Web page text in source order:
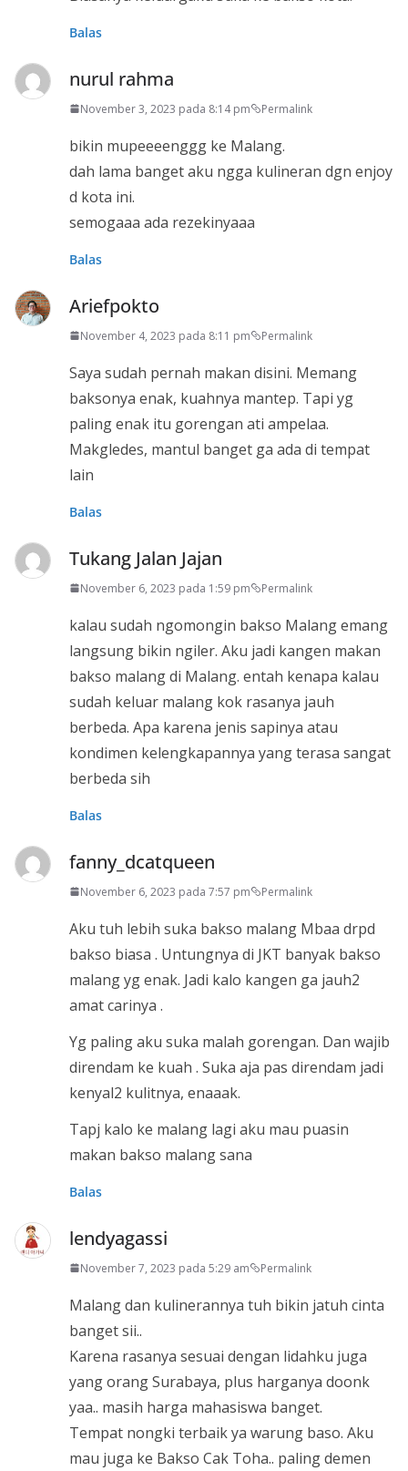
Balas
nurul rahma
November 3, 2023 pada 8:14 pm Permalink
bikin mupeeeenggg ke Malang.
dah lama banget aku ngga kulineran dgn enjoy
d kota ini.
semogaaa ada rezekinyaaa
Balas
Ariefpokto
November 4, 2023 pada 8:11 pm Permalink
Saya sudah pernah makan disini. Memang
baksonya enak, kuahnya mantep. Tapi yg
paling enak itu gorengan ati ampelaa.
Makgledes, mantul banget ga ada di tempat
lain
Balas
Tukang Jalan Jajan
November 6, 2023 pada 1:59 pm Permalink
kalau sudah ngomongin bakso Malang emang
langsung bikin ngiler. Aku jadi kangen makan
bakso malang di Malang. entah kenapa kalau
sudah keluar malang kok rasanya jauh
berbeda. Apa karena jenis sapinya atau
kondimen kelengkapannya yang terasa sangat
berbeda sih
Balas
fanny_dcatqueen
November 6, 2023 pada 7:57 pm Permalink
Aku tuh lebih suka bakso malang Mbaa drpd
bakso biasa . Untungnya di JKT banyak bakso
malang yg enak. Jadi kalo kangen ga jauh2
amat carinya .
Yg paling aku suka malah gorengan. Dan wajib
direndam ke kuah . Suka aja pas direndam jadi
kenyal2 kulitnya, enaaak.
Tapj kalo ke malang lagi aku mau puasin
makan bakso malang sana
Balas
lendyagassi
November 7, 2023 pada 5:29 am Permalink
Malang dan kulinerannya tuh bikin jatuh cinta
banget sii..
Karena rasanya sesuai dengan lidahku juga
yang orang Surabaya, plus harganya doonk
yaa.. masih harga mahasiswa banget.
Tempat nongki terbaik ya warung baso. Aku
mau juga ke Bakso Cak Toha.. paling demen